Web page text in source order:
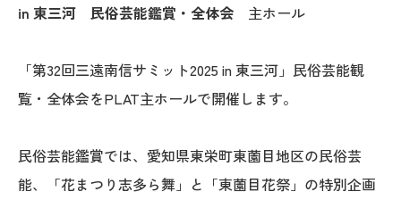
in 東三河 民俗芸能鑑賞・全体会 主ホール
「第32回三遠南信サミット2025 in 東三河」民俗芸能観
覧・全体会をPLAT主ホールで開催します。
民俗芸能鑑賞では、愛知県東栄町東薗目地区の民俗芸
能、「花まつり志多ら舞」と「東薗目花祭」の特別企画